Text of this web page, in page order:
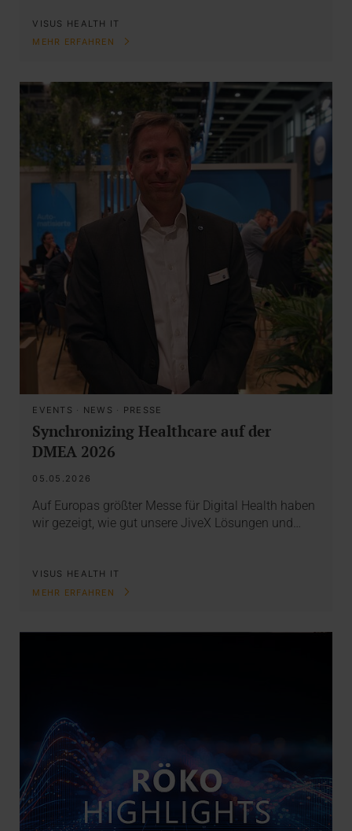
VISUS HEALTH IT
MEHR ERFAHREN
EVENTS · NEWS · PRESSE
Synchronizing Healthcare auf der
DMEA 2026
05.05.2026
Auf Europas größter Messe für Digital Health haben
wir gezeigt, wie gut unsere JiveX Lösungen und…
VISUS HEALTH IT
MEHR ERFAHREN